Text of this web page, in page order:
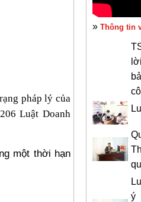
pháp lý của
Luật Doanh
một thời hạn
» Thông tin
ý